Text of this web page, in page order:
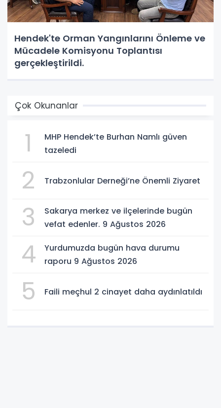
Hendek'te Orman Yangınlarını Önleme ve
Mücadele Komisyonu Toplantısı
gerçekleştirildi.
Çok Okunanlar
1
MHP Hendek’te Burhan Namlı güven
tazeledi
2 Trabzonlular Derneği’ne Önemli Ziyaret
3
Sakarya merkez ve ilçelerinde bugün
vefat edenler. 9 Ağustos 2026
4
Yurdumuzda bugün hava durumu
raporu 9 Ağustos 2026
5 Faili meçhul 2 cinayet daha aydınlatıldı